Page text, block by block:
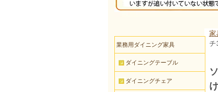
家
チ
業務用ダイニング家具
ダイニングテーブル
ダイニングチェア